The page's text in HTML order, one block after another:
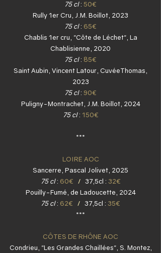
75 cl: 50€
Rully 1er Cru, J.M. Boillot, 2023
75 cl: 65€
Chablis 1er cru, "Côte de Léchet", La
Chablisienne, 2020
75 cl: 85€
Saint Aubin, Vincent Latour, CuvéeThomas,
2023
75 cl: 90€
Puligny-Montrachet, J.M. Boillot, 2024
75 cl: 150€
***
LOIRE AOC
Sancerre, Pascal Jolivet, 2025
75 cl: 60€ / 37,5cl : 32€
Pouilly-Fumé, de Ladoucette, 2024
75 cl: 62€ / 37,5cl : 35€
***
CÔTES DE RHÔNE AOC
Condrieu, "Les Grandes Chaillées", S. Montez,